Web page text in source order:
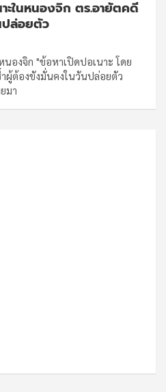
ะในหนองจิก ตร.อายัตคดี
ล่อยตัว
องจิก "ข้อหาเปิดปอเนาะ โดย
ผู้ต้องขังมั่นคงในวันปล่อยตัว
มา